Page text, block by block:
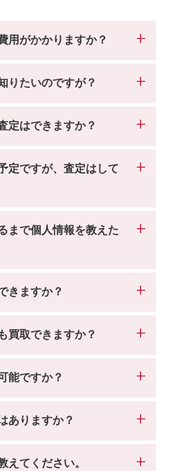
用がかかりますか？
りたいのですが？
定はできますか？
定ですが、査定はして
まで個人情報を教えた
きますか？
買取できますか？
能ですか？
ありますか？
えてください。